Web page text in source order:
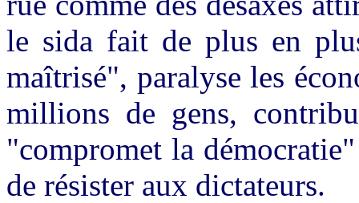
le sida fait de plus en
maîtrisé", paralyse les
millions de gens,
"compromet la
de résister aux dictateurs.